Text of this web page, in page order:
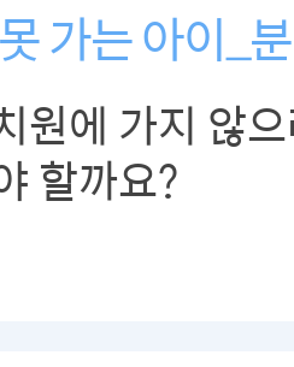
가는 아이_
원에 가지 않
할까요?